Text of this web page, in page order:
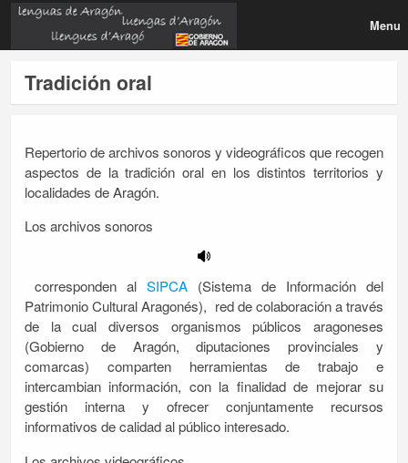
Menu
Tradición oral
Repertorio de archivos sonoros y videográficos que recogen
aspectos de la tradición oral en los distintos territorios y
localidades de Aragón.
Los archivos sonoros
corresponden al SIPCA (Sistema de Información del
Patrimonio Cultural Aragonés), red de colaboración a través
de la cual diversos organismos públicos aragoneses
(Gobierno de Aragón, diputaciones provinciales y
comarcas) comparten herramientas de trabajo e
intercambian información, con la finalidad de mejorar su
gestión interna y ofrecer conjuntamente recursos
informativos de calidad al público interesado.